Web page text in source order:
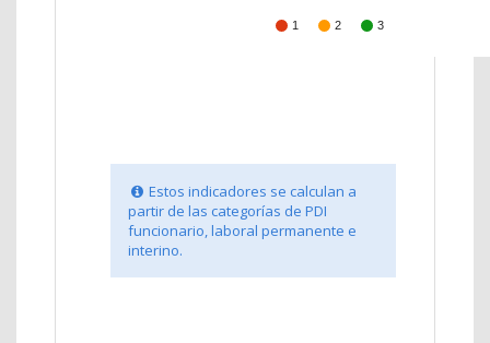
1 2 3
Estos indicadores se calculan a
partir de las categorías de PDI
funcionario, laboral permanente e
interino.